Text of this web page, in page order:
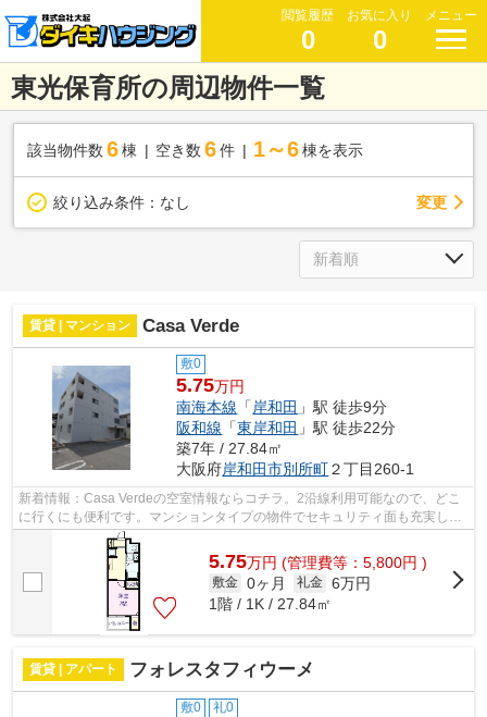
閲覧履歴
0
お気に入り
0
メニュー
東光保育所の周辺物件一覧
該当物件数 6棟 空き数 6 件 1～6 棟を表示
絞り込み条件： なし 変更
賃貸 | マンション Casa Verde
敷0
5.75万円
南海本線 「岸和田 」駅 徒歩9分
阪和線 「東岸和田 」駅 徒歩22分
築7年 / 27.84㎡
大阪府岸和田市別所町２丁目260-1
新着情報：Casa Verdeの空室情報ならコチラ。2沿線利用可能なので、どこ
に行くにも便利です。マンションタイプの物件でセキュリティ面も充実して
います。駅まで徒歩9分の、快適なアク...
5.75万円 (管理費等：5,800円 )
敷金 0ヶ月 礼金 6万円
1階 / 1K / 27.84㎡
賃貸 | アパート フォレスタフィウーメ
敷0 礼0